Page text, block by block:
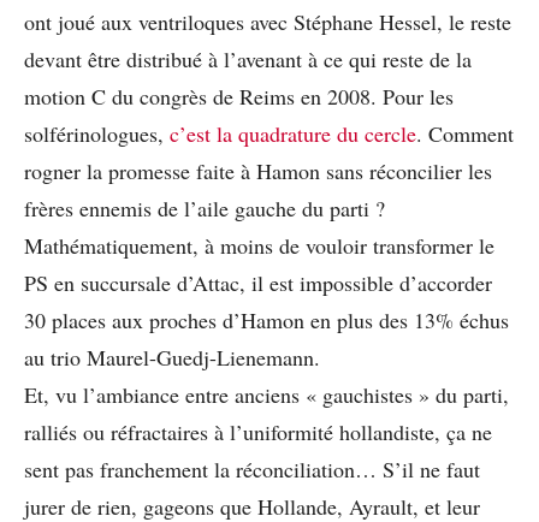
ont joué aux ventriloques avec Stéphane Hessel, le reste
devant être distribué à l’avenant à ce qui reste de la
motion C du congrès de Reims en 2008. Pour les
solférinologues, c’est la quadrature du cercle. Comment
rogner la promesse faite à Hamon sans réconcilier les
frères ennemis de l’aile gauche du parti ?
Mathématiquement, à moins de vouloir transformer le
PS en succursale d’Attac, il est impossible d’accorder
30 places aux proches d’Hamon en plus des 13% échus
au trio Maurel-Guedj-Lienemann.
Et, vu l’ambiance entre anciens « gauchistes » du parti,
ralliés ou réfractaires à l’uniformité hollandiste, ça ne
sent pas franchement la réconciliation… S’il ne faut
jurer de rien, gageons que Hollande, Ayrault, et leur